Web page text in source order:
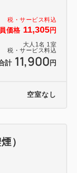
税・サービス料込
価格 11,305円
大人 1 名 1 室
税・サービス料込
計 11,900円
空室なし
）